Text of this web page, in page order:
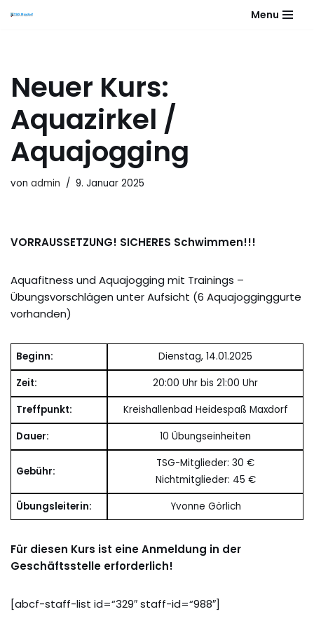
Menu
Neuer Kurs:
Aquazirkel /
Aquajogging
von admin 9. Januar 2025
VORRAUSSETZUNG! SICHERES Schwimmen!!!
Aquafitness und Aquajogging mit Trainings –
Übungsvorschlägen unter Aufsicht (6 Aquajogginggurte
vorhanden)
Beginn:
Dienstag, 14.01.2025
Zeit:
20:00 Uhr bis 21:00 Uhr
Treffpunkt:
Kreishallenbad Heidespaß Maxdorf
Dauer:
10 Übungseinheiten
Gebühr:
TSG-Mitglieder: 30 €
Nichtmitglieder: 45 €
Übungsleiterin:
Yvonne Görlich
Für diesen Kurs ist eine Anmeldung in der
Geschäftsstelle erforderlich!
[abcf-staff-list id=“329″ staff-id=“988″]